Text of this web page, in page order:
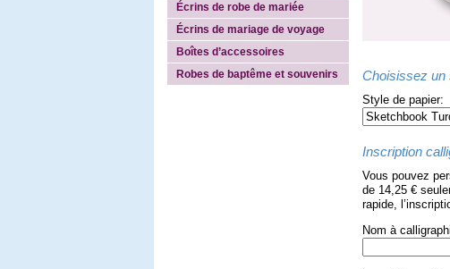
Écrins de robe de mariée
Écrins de mariage de voyage
Boîtes d’accessoires
Robes de baptême et souvenirs
Choisissez un
Style de papier:
Inscription
Vous pouvez
de 14,25 €
rapide,
Nom à